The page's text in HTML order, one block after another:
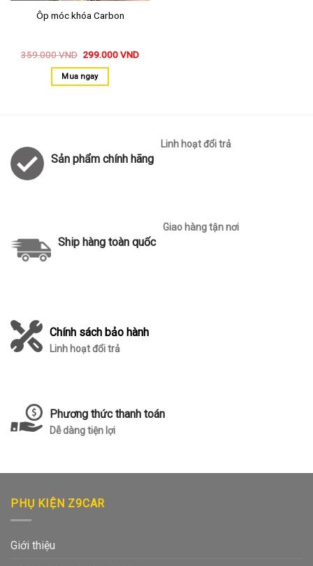
Ôp móc khóa Carbon
359.000VND 299.000VND
Mua ngay
Sản phẩm chính hãng
Linh hoạt đổi trả
Ship hàng toàn quốc
Giao hàng tận nơi
Chính sách bảo hành
Linh hoạt đổi trả
Phương thức thanh toán
Dễ dàng tiện lợi
PHỤ KIỆN Z9CAR
Giới thiệu